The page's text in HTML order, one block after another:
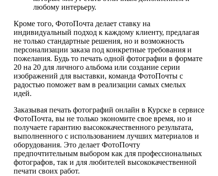
любому интерьеру.
Кроме того, ФотоПочта делает ставку на
индивидуальный подход к каждому клиенту, предлагая
не только стандартные решения, но и возможность
персонализации заказа под конкретные требования и
пожелания. Будь то печать одной фотографии в формате
20 на 20 для личного альбома или создание серии
изображений для выставки, команда ФотоПочты с
радостью поможет вам в реализации самых смелых
идей.
Заказывая печать фотографий онлайн в Курске в сервисе
ФотоПочта, вы не только экономите свое время, но и
получаете гарантию высококачественного результата,
выполненного с использованием лучших материалов и
оборудования. Это делает ФотоПочту
предпочтительным выбором как для профессиональных
фотографов, так и для любителей высококачественной
печати своих работ.